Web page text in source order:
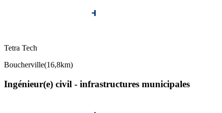
Tetra Tech
Boucherville(16,8km)
Ingénieur(e) civil - infrastructures municipales